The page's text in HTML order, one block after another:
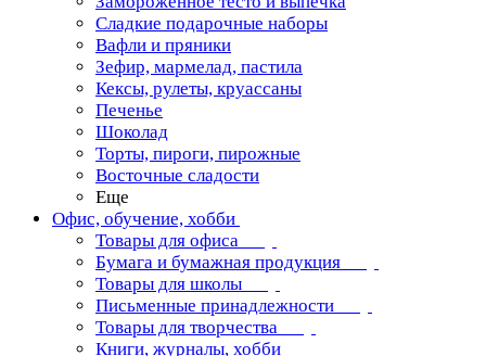
Сладкие подарочные наборы
Вафли и пряники
Зефир, мармелад, пастила
Кексы, рулеты, круассаны
Печенье
Шоколад
Торты, пироги, пирожные
Восточные сладости
Еще
Офис, обучение, хобби
Товары для офиса
Бумага и бумажная продукция
Товары для школы
Письменные принадлежности
Товары для творчества
Книги, журналы, хобби